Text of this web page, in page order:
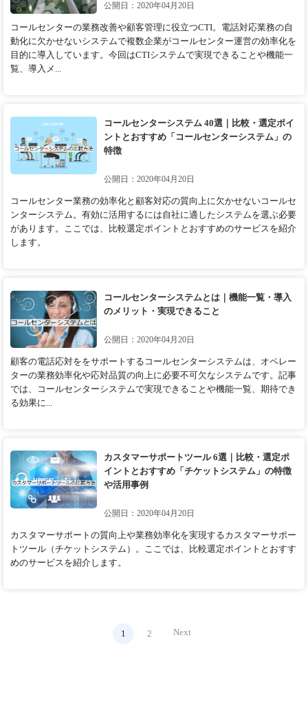
公開日：2020年04月20日
コールセンターの業務改善や顧客管理に役立つCTI。電話対応業務の自
動化に欠かせないシステムで複数企業がコールセンター運営の効率化を
目的に導入しています。今回はCTIシステムで実現できることや機能一
覧、導入メ...
コールセンターシステム 40選｜比較・選定ポイ
ントとおすすめ「コールセンターシステム」の
特徴
公開日：2020年04月20日
コールセンター業務の効率化と顧客対応の質向上に欠かせないコールセ
ンターシステム。有効に活用するには自社に適したシステムを選ぶ必要
があります。ここでは、比較選定ポイントとおすすめのサービスを紹介
します。
コールセンターシステムとは｜機能一覧・導入
のメリット・実現できること
公開日：2020年04月20日
顧客の電話応対ををサポートするコールセンターシステムは、オペレー
ターの業務効率化や応対品質の向上に必要不可欠なシステムです。記事
では、コールセンターシステムで実現できることや機能一覧、期待でき
る効果に...
カスタマーサポートツール 6選｜比較・選定ポ
イントとおすすめ「チケットシステム‎」の特徴
や活用事例
公開日：2020年04月20日
カスタマーサポートの質向上や業務効率化を実現するカスタマーサポー
トツール（チケットシステム‎）。ここでは、比較選定ポイントとおすす
めのサービスを紹介します。
1 2 Next